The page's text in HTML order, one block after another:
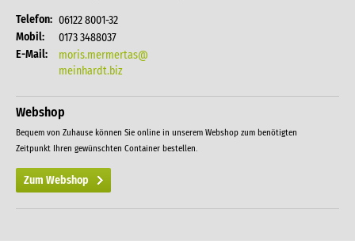
Telefon: 06122 8001-32
Mobil:
0173 3488037
E-Mail:
moris.mermertas@
meinhardt.biz
Webshop
Bequem von Zuhause können Sie online in unserem Webshop zum benötigten
Zeitpunkt Ihren gewünschten Container bestellen.
Zum Webshop